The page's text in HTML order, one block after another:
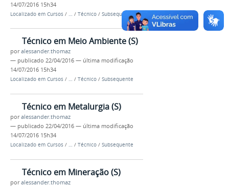
14/07/2016 15h34
Localizado em Cursos / … / Técnico / Subsequente
Técnico em Meio Ambiente (S)
poralessander.thomaz
— publicado 22/04/2016 — última modificação
14/07/2016 15h34
Localizado em Cursos / … / Técnico / Subsequente
Técnico em Metalurgia (S)
poralessander.thomaz
— publicado 22/04/2016 — última modificação
14/07/2016 15h34
Localizado em Cursos / … / Técnico / Subsequente
Técnico em Mineração (S)
poralessander.thomaz